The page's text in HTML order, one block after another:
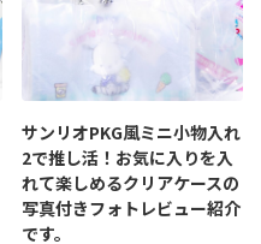
サンリオPKG風ミニ小物入れ
2で推し活！お気に入りを入
れて楽しめるクリアケースの
写真付きフォトレビュー紹介
です。